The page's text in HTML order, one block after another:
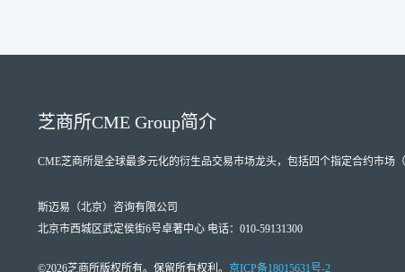
芝商所CME Group简介
CME芝商所是全球最多元化的衍生品交易市场龙头，包括四个指定合约市场（
斯迈易（北京）咨询有限公司
北京市西城区武定侯街6号卓著中心 电话：010-59131300
©2026芝商所版权所有。保留所有权利。 京ICP备18015631号-2